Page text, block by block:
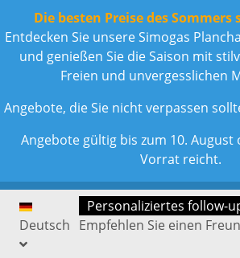
Die besten Preise des Sommers
Entdecken Sie unsere Simogas
und genießen Sie die Saison mit
Freien und unvergesslichen
Angebote, die Sie nicht verpassen
Angebote gültig bis zum 10. August
Vorrat reicht.
Deutsch
Personaliziertes follow-
Empfehlen Sie einen